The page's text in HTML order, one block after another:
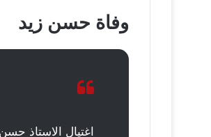
وفاة حسن زيد
اغتيال الاستاذ حسن